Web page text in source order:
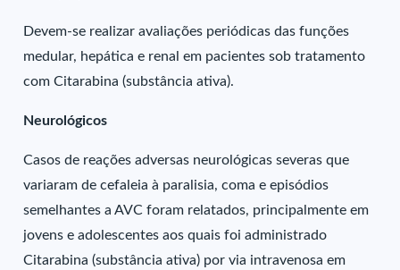
Devem-se realizar avaliações periódicas das funções
medular, hepática e renal em pacientes sob tratamento
com Citarabina (substância ativa).
Neurológicos
Casos de reações adversas neurológicas severas que
variaram de cefaleia à paralisia, coma e episódios
semelhantes a AVC foram relatados, principalmente em
jovens e adolescentes aos quais foi administrado
Citarabina (substância ativa) por via intravenosa em